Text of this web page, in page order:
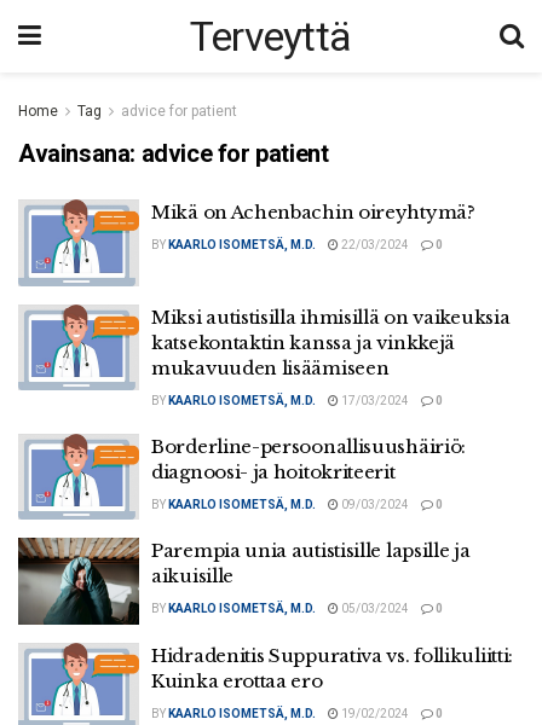
Terveyttä
Home Tag advice for patient
Avainsana: advice for patient
Mikä on Achenbachin oireyhtymä?
BY KAARLO ISOMETSÄ, M.D. 22/03/2024 0
Miksi autistisilla ihmisillä on vaikeuksia
katsekontaktin kanssa ja vinkkejä
mukavuuden lisäämiseen
BY KAARLO ISOMETSÄ, M.D. 17/03/2024 0
Borderline-persoonallisuushäiriö:
diagnoosi- ja hoitokriteerit
BY KAARLO ISOMETSÄ, M.D. 09/03/2024 0
Parempia unia autistisille lapsille ja
aikuisille
BY KAARLO ISOMETSÄ, M.D. 05/03/2024 0
Hidradenitis Suppurativa vs. follikuliitti:
Kuinka erottaa ero
BY KAARLO ISOMETSÄ, M.D. 19/02/2024 0